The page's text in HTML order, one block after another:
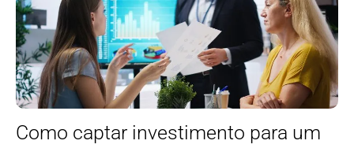
Como captar investimento para um